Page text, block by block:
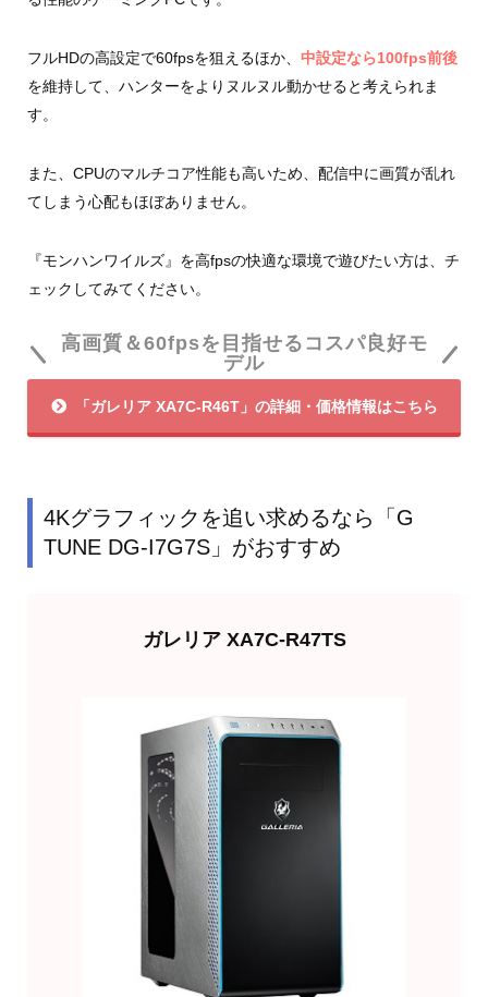
フルHDの高設定で60fpsを狙えるほか、 中設定なら100fps前後
を維持して、ハンターをよりヌルヌル動かせると考えられま
す。
また、CPUのマルチコア性能も高いため、配信中に画質が乱れ
てしまう心配もほぼありません。
『モンハンワイルズ』を高fpsの快適な環境で遊びたい方は、チ
ェックしてみてください。
高画質＆60fpsを目指せるコスパ良好モ
デル
「ガレリア XA7C-R46T」の詳細・価格情報はこちら
4Kグラフィックを追い求めるなら「G
TUNE DG-I7G7S」がおすすめ
ガレリア XA7C-R47TS